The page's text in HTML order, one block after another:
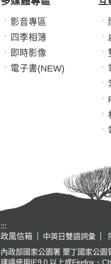
影音專區
四季相簿
即時影像
電子書(NEW)
:::
政風信箱
中英日雙語詞彙
內政部國家公園署 墾丁國家公園